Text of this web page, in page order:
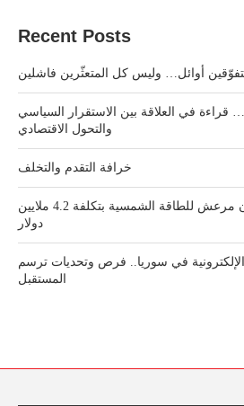
Recent Posts
أوائل… وليس كل المتعثّرين فاشلين
قراءة في العلاقة بين الاستقرار السياسي
والتحول الاقتصادي
خرافة التقدم والتخلف
تركيا تفتتح محطة كهرمان مرعش للطاقة الشمسية بتكلفة 4.2 ملايين
دولار
الإلكترونية في سوريا.. فرص وتحديات ترسم
المستقبل